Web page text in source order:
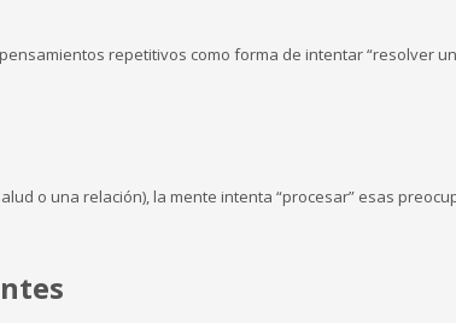
repetitivos como forma de intentar “resolver un
o una relación), la mente intenta “procesar” esas